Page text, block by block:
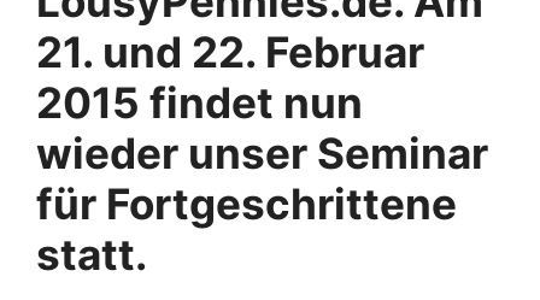
21. und 22. Februar
2015 findet nun
wieder unser Seminar
für Fortgeschrittene
statt.